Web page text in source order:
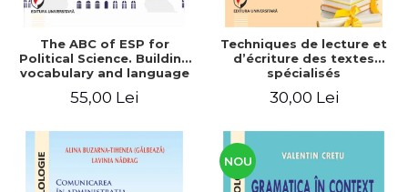
The ABC of ESP for
Political Science. Building
vocabulary and language
55,00 Lei
Techniques de lecture et
d’écriture des textes
spécialisés
30,00 Lei
NOU